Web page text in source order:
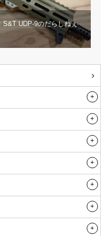
S&T UDP-9のだらしねぇ